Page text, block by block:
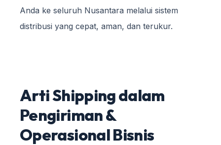
Anda ke seluruh Nusantara melalui sistem
distribusi yang cepat, aman, dan terukur.
Arti Shipping dalam
Pengiriman &
Operasional Bisnis